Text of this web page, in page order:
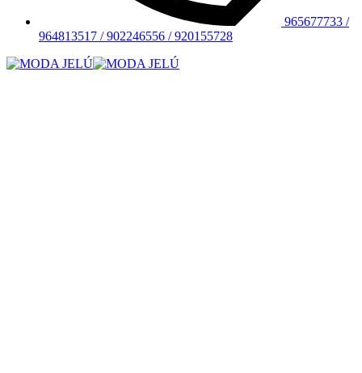
965677733 /
964813517 / 902246556 / 920155728